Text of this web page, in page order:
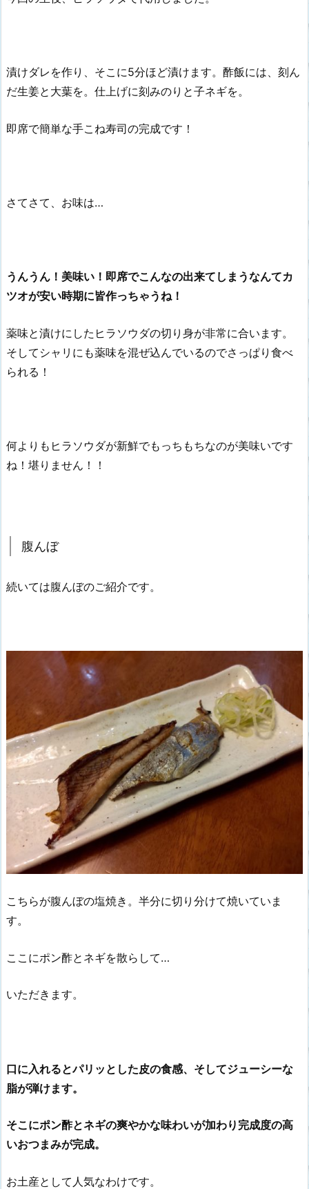
漬けダレを作り、そこに5分ほど漬けます。酢飯には、刻ん
だ生姜と大葉を。仕上げに刻みのりと子ネギを。
即席で簡単な手こね寿司の完成です！
さてさて、お味は…
うんうん！美味い！ 即席でこんなの出来てしまうなんてカ
ツオが安い時期に皆作っちゃうね！
薬味と漬けにしたヒラソウダの切り身が非常に合います。
そしてシャリにも薬味を混ぜ込んでいるのでさっぱり食べ
られる！
何よりもヒラソウダが新鮮でもっちもちなのが美味いです
ね！堪りません！！
腹んぼ
続いては腹んぼのご紹介です。
こちらが腹んぼの塩焼き。半分に切り分けて焼いていま
す。
ここにポン酢とネギを散らして…
いただきます。
口に入れるとパリッとした皮の食感、そしてジューシーな
脂が弾けます。
そこにポン酢とネギの爽やかな味わいが加わり完成度の高
いおつまみが完成。
お土産として人気なわけです。